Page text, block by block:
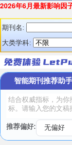
2026年6月最新影响因
期刊名:
大类学科:
智能期刊推荐助手
推荐偏好: